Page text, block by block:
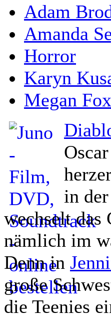
Adam
Amanda
Horror
Karyn
Megan Fox
in
wechselt
nämlich im
Denn in
große
die Teenies